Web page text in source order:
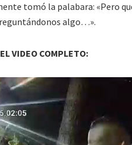
tomó la palabara: «Pero
algo…».
VIDEO COMPLETO: